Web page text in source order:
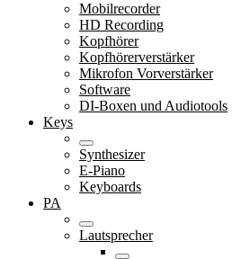
Mobilrecorder
HD Recording
Kopfhörer
Kopfhörerverstärker
Mikrofon Vorverstärker
Software
DI-Boxen und Audiotools
Keys
Synthesizer
E-Piano
Keyboards
PA
Lautsprecher